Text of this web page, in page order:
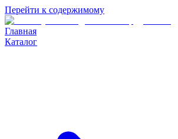
Перейти к содержимому
Главная
Каталог